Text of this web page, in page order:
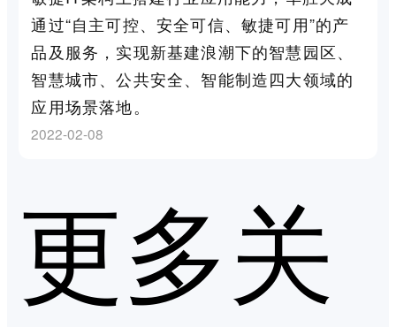
通过“自主可控、安全可信、敏捷可用”的产
品及服务，实现新基建浪潮下的智慧园区、
智慧城市、公共安全、智能制造四大领域的
应用场景落地。
2022-02-08
更多关